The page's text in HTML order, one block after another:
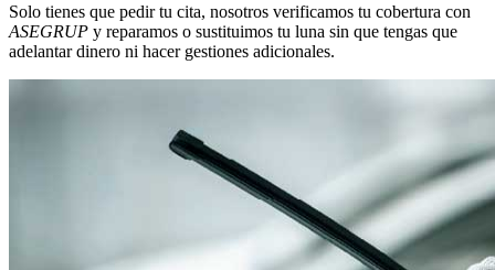
Solo tienes que pedir tu cita, nosotros verificamos tu cobertura con
ASEGRUP y reparamos o sustituimos tu luna sin que tengas que
adelantar dinero ni hacer gestiones adicionales.